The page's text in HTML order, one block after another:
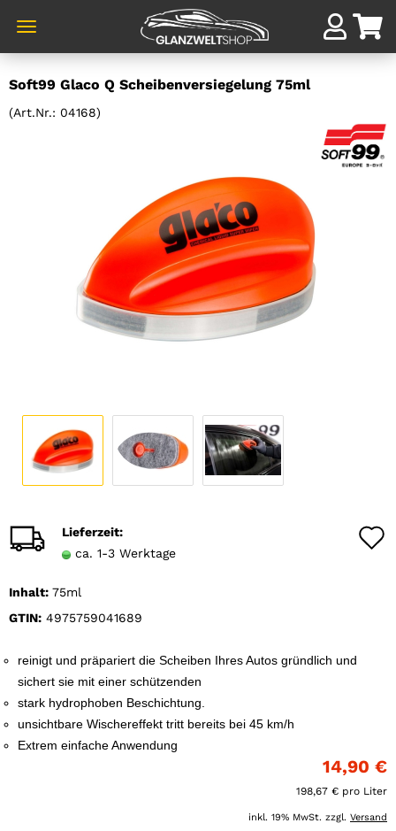
zum
Hauptinhalt
Soft99 Glaco Q Scheibenversiegelung 75ml
(Art.Nr.: 04168)
Lieferzeit:
ca. 1-3 Werktage
Inhalt: 75ml
GTIN: 4975759041689
reinigt und präpariert die Scheiben Ihres Autos gründlich und
sichert sie mit einer schützenden
stark hydrophoben Beschichtung.
unsichtbare Wischereffekt tritt bereits bei 45 km/h
Extrem einfache Anwendung
14,90 €
198,67 € pro Liter
inkl. 19% MwSt. zzgl. Versand